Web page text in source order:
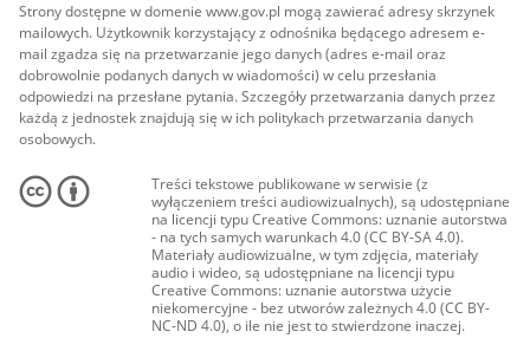
Strony dostępne w domenie www.gov.pl mogą zawierać adresy skrzynek
mailowych. Użytkownik korzystający z odnośnika będącego adresem e-
mail zgadza się na przetwarzanie jego danych (adres e-mail oraz
dobrowolnie podanych danych w wiadomości) w celu przesłania
odpowiedzi na przesłane pytania. Szczegóły przetwarzania danych przez
każdą z jednostek znajdują się w ich politykach przetwarzania danych
osobowych.
Treści tekstowe publikowane w serwisie (z
wyłączeniem treści audiowizualnych), są udostępniane
na licencji typu Creative Commons: uznanie autorstwa
- na tych samych warunkach 4.0 (CC BY-SA 4.0).
Materiały audiowizualne, w tym zdjęcia, materiały
audio i wideo, są udostępniane na licencji typu
Creative Commons: uznanie autorstwa użycie
niekomercyjne - bez utworów zależnych 4.0 (CC BY-
NC-ND 4.0), o ile nie jest to stwierdzone inaczej.